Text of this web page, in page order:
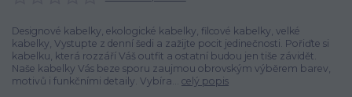
Designové kabelky, ekologické kabelky, filcové kabelky, velké
kabelky, Vystupte z denní šedi a zažijte pocit jedinečnosti. Pořiďte si
kabelku, která rozzáří Váš outfit a ostatní budou jen tiše závidět.
Naše kabelky Vás beze sporu zaujmou obrovským výběrem barev,
motivů i funkčními detaily. Vybíra... celý popis